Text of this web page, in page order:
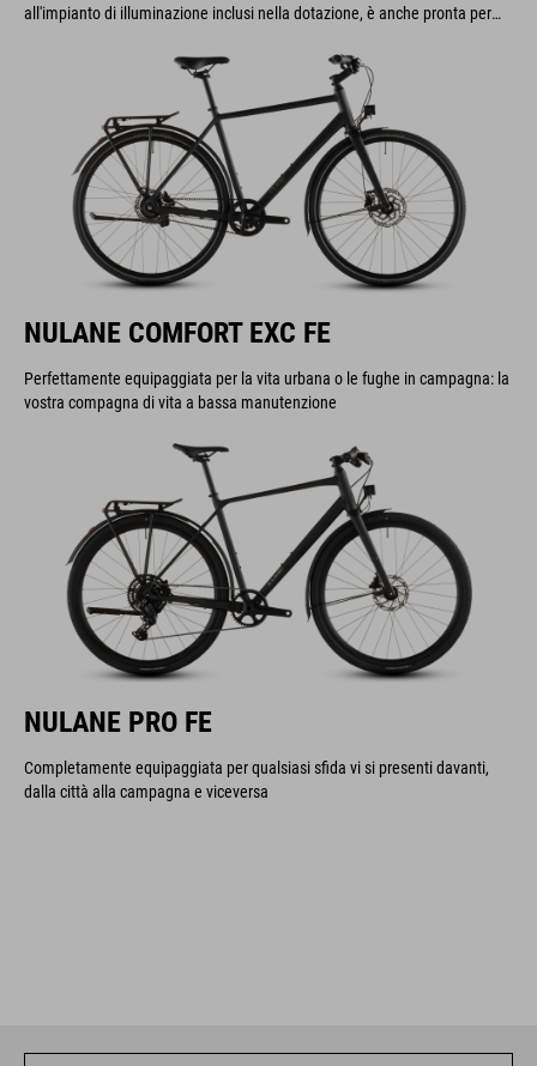
all'impianto di illuminazione inclusi nella dotazione, è anche pronta per
lunghe escursioni in campagna. Il meglio dei due mondi!
NULANE COMFORT EXC FE
Perfettamente equipaggiata per la vita urbana o le fughe in campagna: la
vostra compagna di vita a bassa manutenzione
NULANE PRO FE
Completamente equipaggiata per qualsiasi sfida vi si presenti davanti,
dalla città alla campagna e viceversa